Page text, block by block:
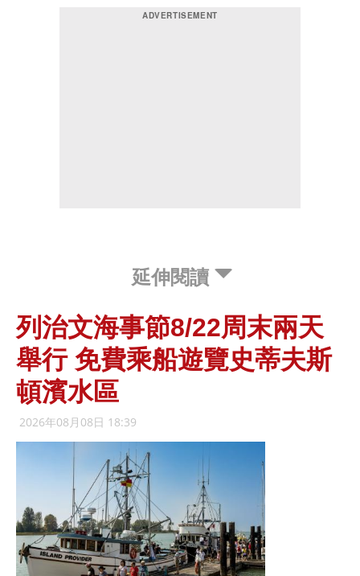
延伸閱讀
列治文海事節8/22周末兩天
舉行 免費乘船遊覽史蒂夫斯
頓濱水區
2026年08月08日 18:39